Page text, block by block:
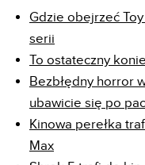
Gdzie obejrzeć
serii
To ostateczny
Bezbłędny horror
ubawicie się po
Kinowa perełka
Max